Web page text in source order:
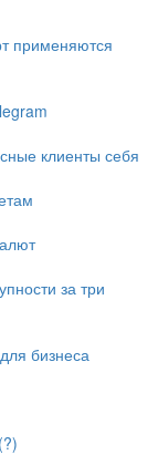
применяются
клиенты себя
за три
бизнеса